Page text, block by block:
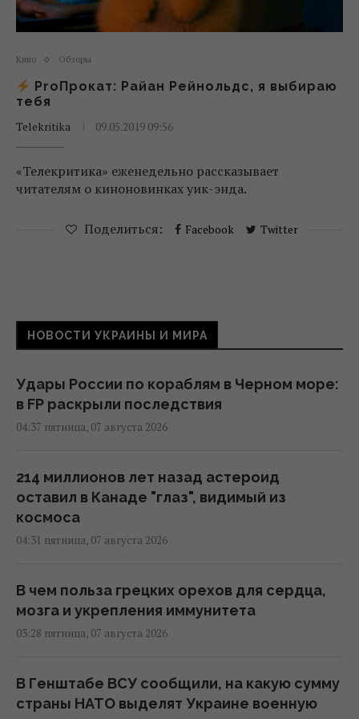
Кино Обзоры
ProПрокат: Райан Рейнольдс, я выбираю
тебя
Telekritika
09.05.2019 09:56
«Телекритика» еженедельно рассказывает
читателям о киноновинках уик-энда.
Поделиться: Facebook Twitter
НОВОСТИ УКРАИНЫ И МИРА
Удары России по кораблям в Черном море:
в FP раскрыли последствия
04:37 пятница, 07 августа 2026
214 миллионов лет назад астероид
оставил в Канаде "глаз", видимый из
космоса
04:31 пятница, 07 августа 2026
В чем польза грецких орехов для сердца,
мозга и укрепления иммунитета
03:28 пятница, 07 августа 2026
В Генштабе ВСУ сообщили, на какую сумму
страны НАТО выделят Украине военную